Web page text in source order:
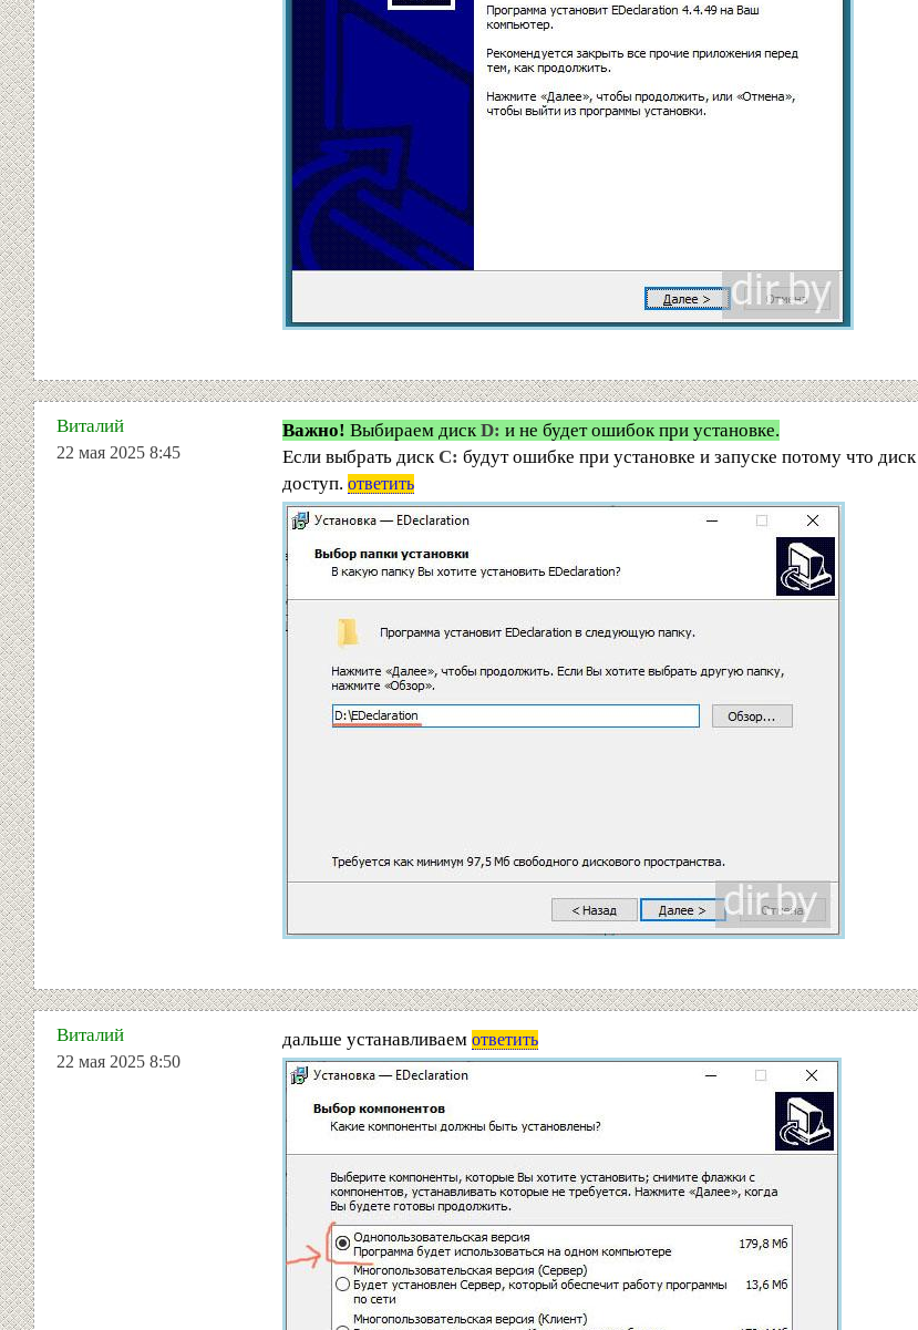
Виталий
22 мая 2025 8:45
Важно! Выбираем дискD: и не будет ошибок при установке.
Если выбрать дискC: будут ошибке при установке и запуске потому что диск
доступ. ответить
Виталий
22 мая 2025 8:50
дальше устанавливаем ответить